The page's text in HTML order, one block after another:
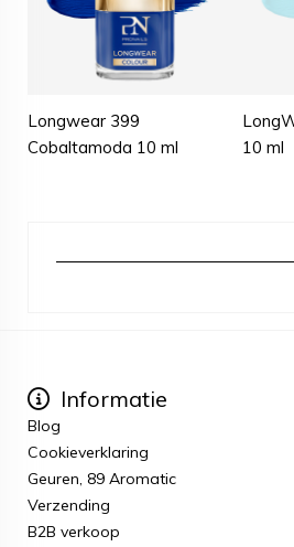
Longwear 399
Cobaltamoda 10 ml
10 ml
Informatie
Blog
Cookieverklaring
Geuren, 89 Aromatic
Verzending
B2B verkoop